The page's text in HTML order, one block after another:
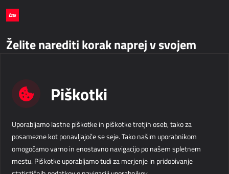
Želite narediti korak naprej v svojem
Kontaktirajte nas
Velika pot 15
5250 Solkan
Slovenija
+386 5 338 41 00
Podatki o podjetju
LinkedIn Facebook Instagram
Piškotki
Uporabljamo lastne piškotke in piškotke tretjih oseb, tako za
posamezne kot ponavljajoče se seje. Tako našim uporabnikom
omogočamo varno in enostavno navigacijo po našem spletnem
mestu. Piškotke uporabljamo tudi za merjenje in pridobivanje